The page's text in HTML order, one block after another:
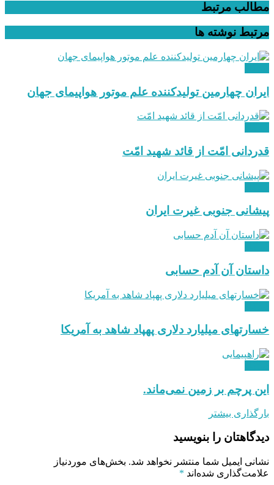
مطالب مرتبط
مرتبط نوشته ها
ایران چهارمین تولیدکننده علم موتور هواپیمای جهان
قدردانی امّت از قائد شهید امّت
پیشانی جنوبی غیرت ایران
داستان آن آدم حسابی
خسارتهای میلیارد دلاری پهپاد شاهد به آمریکا
این پرچم بر زمین نمی‌ماند.
بارگذاری بیشتر
دیدگاهتان را بنویسید
نشانی ایمیل شما منتشر نخواهد شد. بخش‌های موردنیاز
علامت‌گذاری شده‌اند *